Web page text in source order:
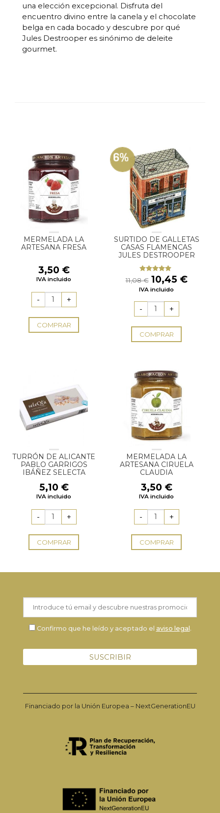
una elección excepcional. Disfruta del
encuentro divino entre la canela y el chocolate
belga en cada bocado y descubre por qué
Jules Destrooper es sinónimo de deleite
gourmet.
MERMELADA LA
ARTESANA FRESA
3,50 €
IVA incluido
COMPRAR
6%
SURTIDO DE GALLETAS
CASAS FLAMENCAS
JULES DESTROOPER
Valorado
con 5.00de
5
11,08€ El
precio
era:
11,08 €.
10,45 €El
IVA incluido
COMPRAR
TURRÓN DE ALICANTE
PABLO GARRIGOS
IBÁÑEZ SELECTA
5,10 €
IVA incluido
COMPRAR
MERMELADA LA
ARTESANA CIRUELA
CLAUDIA
3,50 €
IVA incluido
COMPRAR
Confirmo que he leído y aceptado el aviso legal.
Financiado por la Unión Europea – NextGenerationEU